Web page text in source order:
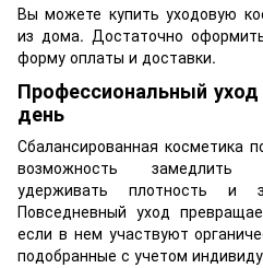
Вы можете купить уходовую
из дома. Достаточно
форму оплаты и доставки.
Профессиональный
день
Сбалансированная косметика
возможность замедлить
удерживать плотность и
Повседневный уход
если в нем участвуют
подобранные с учетом